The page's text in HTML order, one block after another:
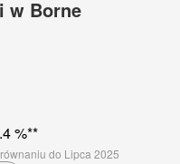
w Borne
%
do Lipca 2025